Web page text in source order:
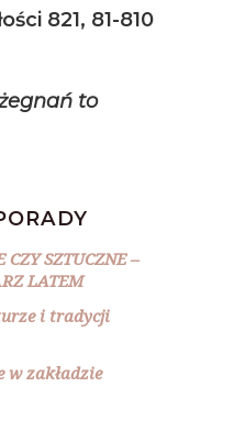
821, 81-810
to
SZTUCZNE –
LATEM
i tradycji
w zakładzie